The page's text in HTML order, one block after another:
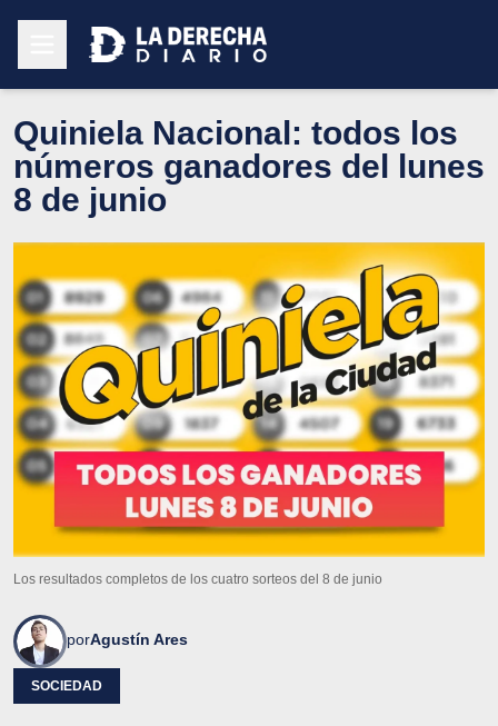
Quiniela Nacional: todos los
números ganadores del lunes
8 de junio
Los resultados completos de los cuatro sorteos del 8 de junio
porAgustín Ares
SOCIEDAD